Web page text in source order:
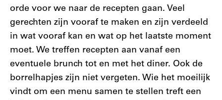
orde voor we naar de recepten gaan. Veel
gerechten zijn vooraf te maken en zijn verdeeld
in wat vooraf kan en wat op het laatste moment
moet. We treffen recepten aan vanaf een
eventuele brunch tot en met het diner. Ook de
borrelhapjes zijn niet vergeten. Wie het moeilijk
vindt om een menu samen te stellen treft een